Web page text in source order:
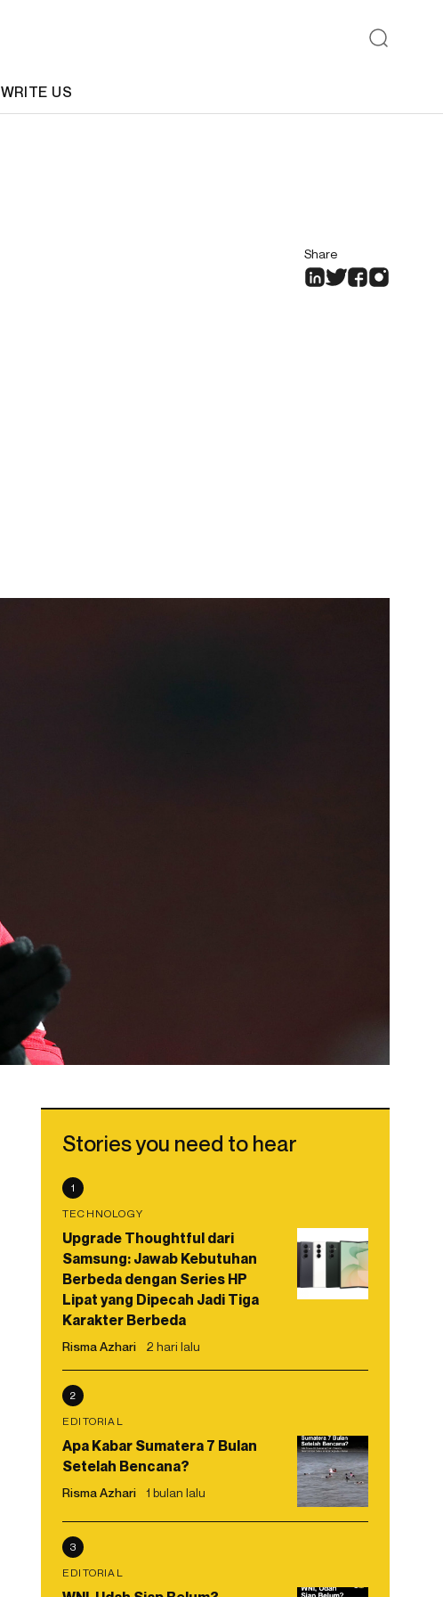
WRITE US
Share
Stories you need to hear
1
TECHNOLOGY
Upgrade Thoughtful dari
Samsung: Jawab Kebutuhan
Berbeda dengan Series HP
Lipat yang Dipecah Jadi Tiga
Karakter Berbeda
Risma Azhari 2 hari lalu
2
EDITORIAL
Apa Kabar Sumatera 7 Bulan
Setelah Bencana?
Risma Azhari 1 bulan lalu
3
EDITORIAL